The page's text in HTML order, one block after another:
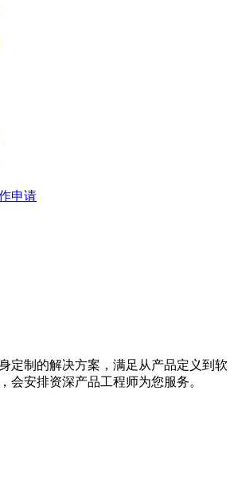
申请
定制的解决方案，满足从产品定义到软
会安排资深产品工程师为您服务。